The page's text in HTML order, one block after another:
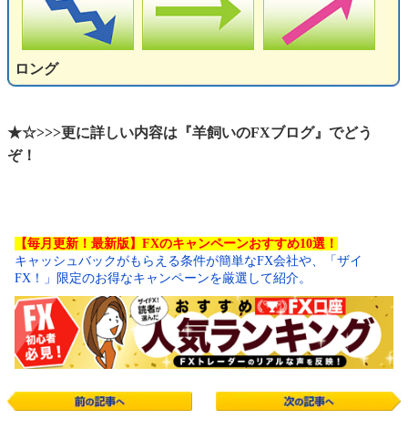
ロング
★☆>>>更に詳しい内容は『羊飼いのFXブログ』でどう
ぞ！
【毎月更新！最新版】FXのキャンペーンおすすめ10選！
キャッシュバックがもらえる条件が簡単なFX会社や、「ザイ
FX！」限定のお得なキャンペーンを厳選して紹介。